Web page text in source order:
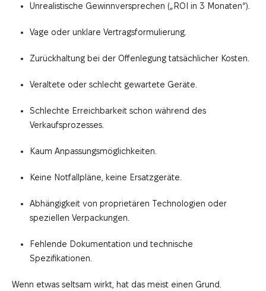
Unrealistische Gewinnversprechen („ROI in 3 Monaten“).
Vage oder unklare Vertragsformulierung.
Zurückhaltung bei der Offenlegung tatsächlicher Kosten.
Veraltete oder schlecht gewartete Geräte.
Schlechte Erreichbarkeit schon während des
Verkaufsprozesses.
Kaum Anpassungsmöglichkeiten.
Keine Notfallpläne, keine Ersatzgeräte.
Abhängigkeit von proprietären Technologien oder
speziellen Verpackungen.
Fehlende Dokumentation und technische
Spezifikationen.
Wenn etwas seltsam wirkt, hat das meist einen Grund.